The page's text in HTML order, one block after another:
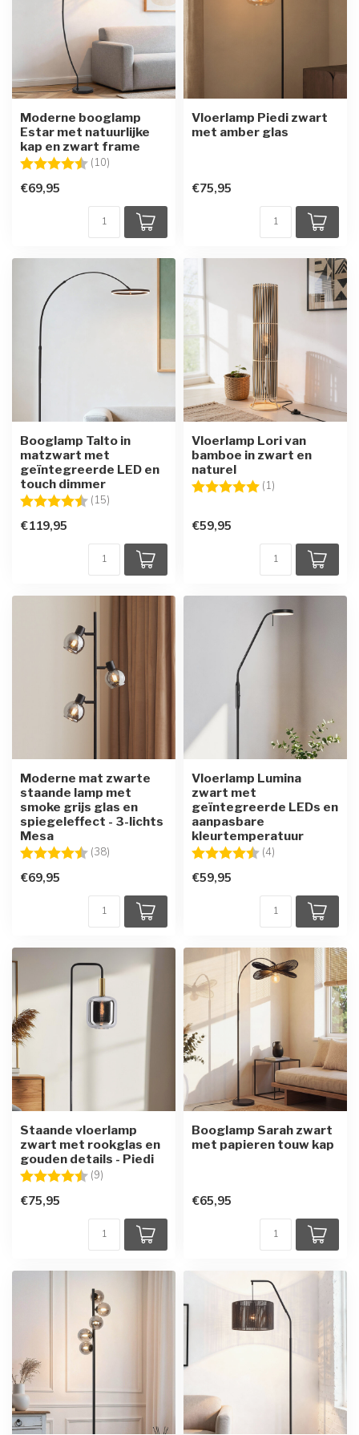
Moderne booglamp
Estar met natuurlijke
kap en zwart frame
Beoordeling: (10)
€69,95
Vloerlamp Piedi zwart
met amber glas
€75,95
Booglamp Talto in
matzwart met
geïntegreerde LED en
touch dimmer
Beoordeling: (15)
€119,95
Vloerlamp Lori van
bamboe in zwart en
naturel
Beoordeling: (1)
€59,95
Moderne mat zwarte
staande lamp met
smoke grijs glas en
spiegeleffect - 3-lichts
Mesa
Beoordeling: (38)
€69,95
Vloerlamp Lumina
zwart met
geïntegreerde LEDs en
aanpasbare
kleurtemperatuur
Beoordeling: (4)
€59,95
Staande vloerlamp
zwart met rookglas en
gouden details - Piedi
Beoordeling: (9)
€75,95
Booglamp Sarah zwart
met papieren touw kap
€65,95